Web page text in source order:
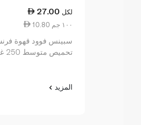
27.00 لكل
10.80 ١٠٠ جم
سبينس فوود قهوة
تحميص متوسط 250 غرام
المزيد